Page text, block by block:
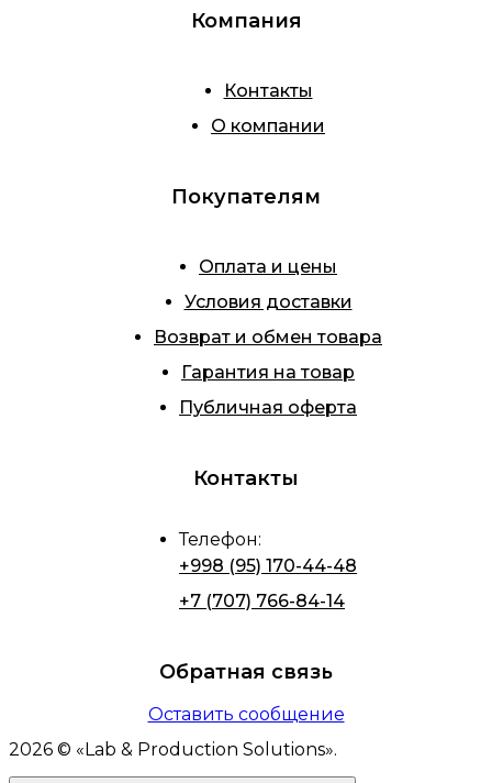
Компания
Контакты
О компании
Покупателям
Оплата и цены
Условия доставки
Возврат и обмен товара
Гарантия на товар
Публичная оферта
Контакты
Телефон:
+998 (95) 170-44-48
+7 (707) 766-84-14
Обратная связь
Оставить сообщение
2026 © « Lab & Production Solutions».